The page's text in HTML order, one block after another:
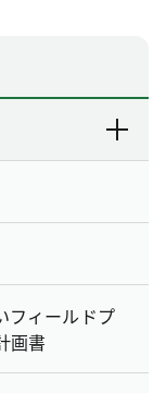
フィールドプ
画書